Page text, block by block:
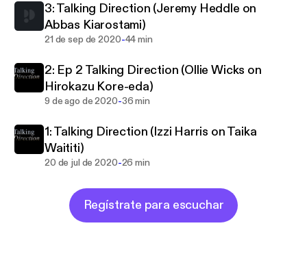
3: Talking Direction (Jeremy Heddle on
Abbas Kiarostami)
21 de sep de 2020-44 min
2: Ep 2 Talking Direction (Ollie Wicks on
Hirokazu Kore-eda)
9 de ago de 2020-36 min
1: Talking Direction (Izzi Harris on Taika
Waititi)
20 de jul de 2020-26 min
Regístrate para escuchar